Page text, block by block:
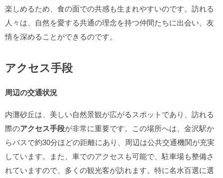
楽しめるため、食の面での共感も生まれやすいのです。訪れる
人々は、自然を愛する共通の理念を持つ仲間たちに出会い、友
情を深めることができるのです。
アクセス手段
周辺の交通状況
内灘砂丘は、美しい自然景観が広がるスポットであり、訪れる
際のアクセス手段が非常に重要です。この場所へは、金沢駅か
らバスで約30分ほどの距離にあり、周辺は公共交通機関が充実
しています。また、車でのアクセスも可能で、駐車場も整備さ
れていますので、多くの観光客が訪れます。特に名水百選に選